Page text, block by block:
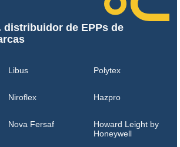
distribuidor de EPPs de
Libus
Niroflex
Nova Fersaf
Polytex
Hazpro
Howard Leight by
Honeywell